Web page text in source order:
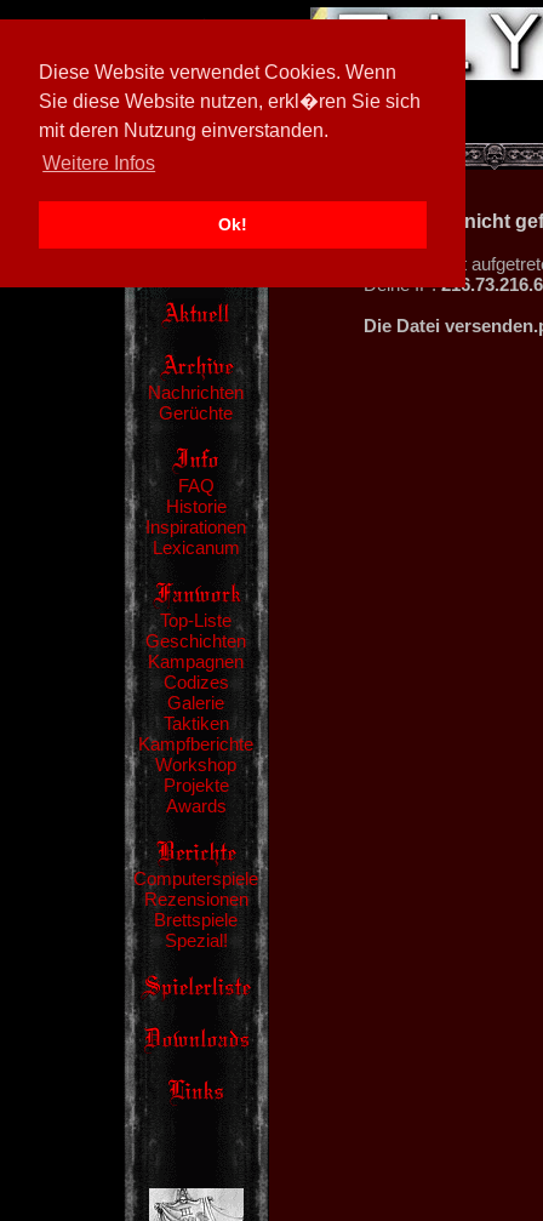
Diese Website verwendet Cookies. Wenn
Sie diese Website nutzen, erkl�ren Sie sich
mit deren Nutzung einverstanden.
Weitere Infos
Ok!
[ 597026/M3]
Nachrichten
Gerüchte
FAQ
Historie
Inspirationen
Lexicanum
Top-Liste
Geschichten
Kampagnen
Codizes
Galerie
Taktiken
Kampfberichte
Workshop
Projekte
Awards
Computerspiele
Rezensionen
Brettspiele
Spezial!
404 - Datei nicht
Ein Fehler ist
Deine IP:
Die Datei